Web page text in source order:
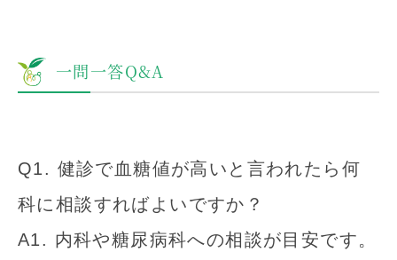
一問一答Q&A
Q1. 健診で血糖値が高いと言われたら何
科に相談すればよいですか？
A1. 内科や糖尿病科への相談が目安です。